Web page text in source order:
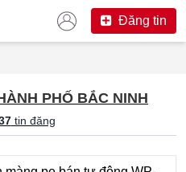
Đăng tin
PHỐ BẮC NINH
tin đăng